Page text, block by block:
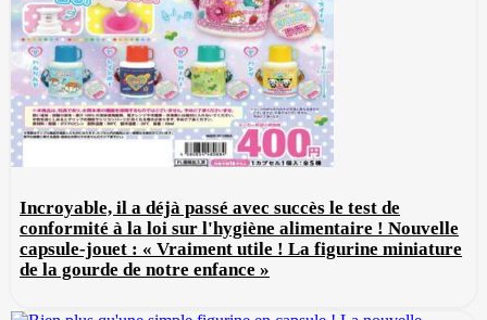
Incroyable, il a déjà passé avec succès le test de
conformité à la loi sur l'hygiène alimentaire ! Nouvelle
capsule-jouet : « Vraiment utile ! La figurine miniature
de la gourde de notre enfance »